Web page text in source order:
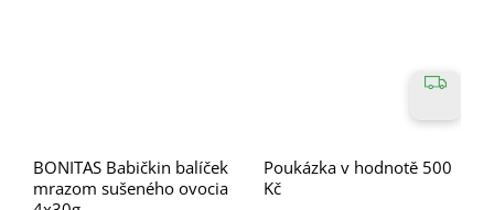
BONITAS Babičkin balíček
mrazom sušeného ovocia
Poukázka v hodnotě 500
Kč